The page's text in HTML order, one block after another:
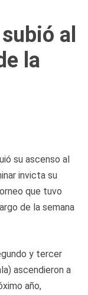
al
la
su ascenso al
invicta su
que tuvo
de la semana
y tercer
ascendieron a
año,